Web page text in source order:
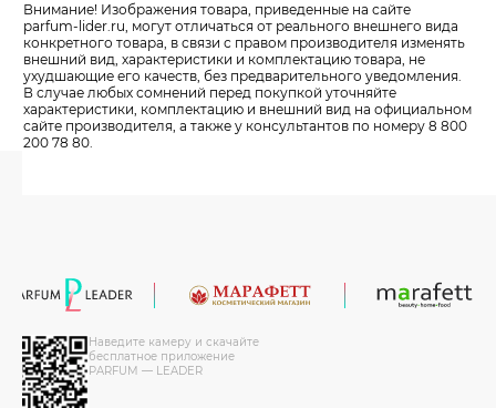
Внимание! Изображения товара, приведенные на сайте
parfum-lider.ru, могут отличаться от реального внешнего вида
конкретного товара, в связи с правом производителя изменять
внешний вид, характеристики и комплектацию товара, не
ухудшающие его качеств, без предварительного уведомления.
В случае любых сомнений перед покупкой уточняйте
характеристики, комплектацию и внешний вид на официальном
сайте производителя, а также у консультантов по номеру 8 800
200 78 80.
Наведите камеру и скачайте
бесплатное приложение
PARFUM — LEADER